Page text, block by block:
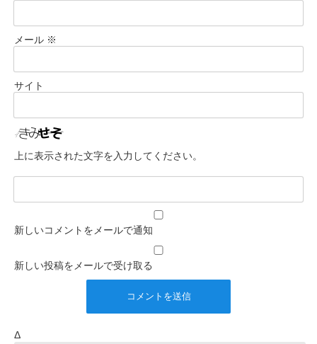
メール ※
サイト
上に表示された文字を入力してください。
新しいコメントをメールで通知
新しい投稿をメールで受け取る
Δ